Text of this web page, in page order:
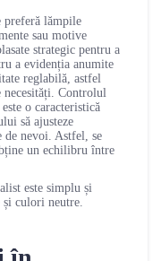
preferă lămpile
sau motive
strategic pentru a
a evidenția anumite
reglabilă, astfel
Controlul
o caracteristică
să ajusteze
nevoi. Astfel, se
un echilibru între
este simplu și
culori neutre.